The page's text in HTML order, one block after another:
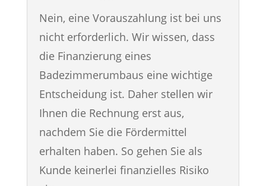
Nein, eine Vorauszahlung ist bei uns
nicht erforderlich. Wir wissen, dass
die Finanzierung eines
Badezimmerumbaus eine wichtige
Entscheidung ist. Daher stellen wir
Ihnen die Rechnung erst aus,
nachdem Sie die Fördermittel
erhalten haben. So gehen Sie als
Kunde keinerlei finanzielles Risiko